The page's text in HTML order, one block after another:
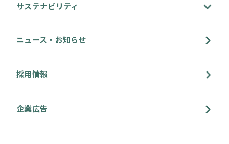
サステナビリティ
ニュース・お知らせ
採用情報
企業広告